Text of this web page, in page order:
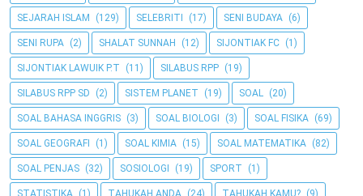
SEJARAH ISLAM (129) SELEBRITI (17) SENI BUDAYA (6)
SENI RUPA (2) SHALAT SUNNAH (12) SIJONTIAK FC (1)
SIJONTIAK LAWUIK P.T (11) SILABUS RPP (19)
SILABUS RPP SD (2) SISTEM PLANET (19) SOAL (20)
SOAL BAHASA INGGRIS (3) SOAL BIOLOGI (3) SOAL FISIKA (69)
SOAL GEOGRAFI (1) SOAL KIMIA (15) SOAL MATEMATIKA (82)
SOAL PENJAS (32) SOSIOLOGI (19) SPORT (1)
STATISTIKA (1) TAHUKAH ANDA (24) TAHUKAH KAMU? (9)